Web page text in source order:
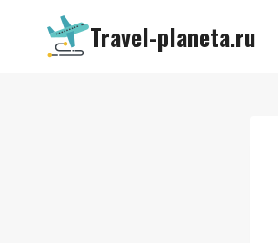
Перейти
содержимому
Travel-planeta.ru